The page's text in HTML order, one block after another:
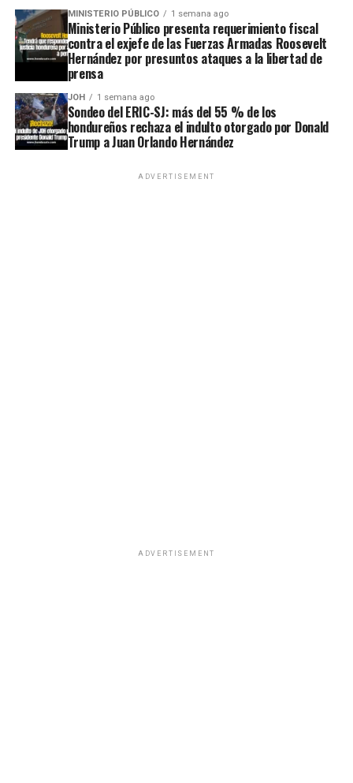
MINISTERIO PÚBLICO 1 semana ago
Ministerio Público presenta requerimiento fiscal
contra el exjefe de las Fuerzas Armadas Roosevelt
Hernández por presuntos ataques a la libertad de
prensa
JOH 1 semana ago
Sondeo del ERIC-SJ: más del 55 % de los
hondureños rechaza el indulto otorgado por Donald
Trump a Juan Orlando Hernández
ADVERTISEMENT
ADVERTISEMENT